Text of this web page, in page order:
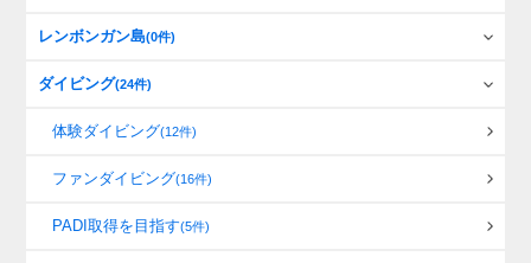
レンボンガン島(0件)
ダイビング(24件)
体験ダイビング(12件)
ファンダイビング(16件)
PADI取得を目指す(5件)